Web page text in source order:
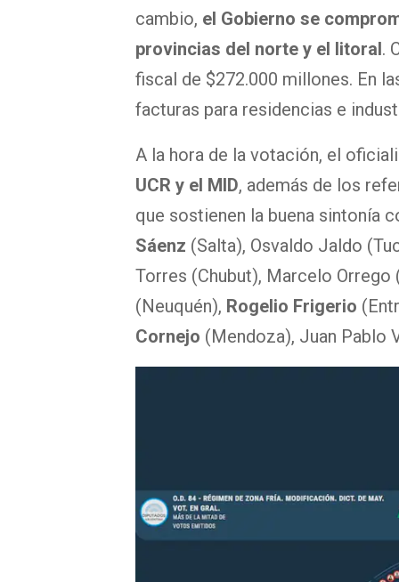
cambio, el Gobierno se
provincias del norte y el litoral.
fiscal de $272.000 millones. En
facturas para residencias e
A la hora de la votación, el
UCR y el MID, además de los
que sostienen la buena sintonía
Sáenz (Salta), Osvaldo Jaldo
Torres (Chubut), Marcelo Orrego
(Neuquén), Rogelio Frigerio
Cornejo (Mendoza), Juan Pablo